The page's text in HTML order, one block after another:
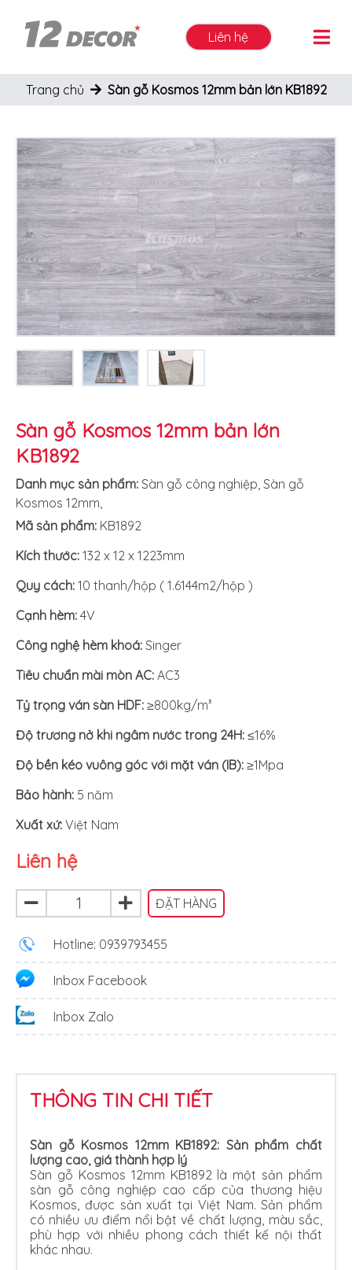
Liên hệ
Trang chủ Sàn gỗ Kosmos 12mm bản lớn KB1892
Sàn gỗ Kosmos 12mm bản lớn
KB1892
Danh mục sản phẩm: Sàn gỗ công nghiệp Sàn gỗ
Kosmos 12mm
Mã sản phẩm: KB1892
Kích thước: 132 x 12 x 1223mm
Quy cách: 10 thanh/hộp ( 1.6144m2/hộp )
Cạnh hèm: 4V
Công nghệ hèm khoá: Singer
Tiêu chuẩn mài mòn AC: AC3
Tỷ trọng ván sàn HDF: ≥800kg/m³
Độ trương nở khi ngâm nước trong 24H: ≤16%
Độ bền kéo vuông góc với mặt ván (IB): ≥1Mpa
Bảo hành: 5 năm
Xuất xứ: Việt Nam
Liên hệ
ĐẶT HÀNG
Hotline: 0939793455
Inbox Facebook
Inbox Zalo
THÔNG TIN CHI TIẾT
Sàn gỗ Kosmos 12mm KB1892: Sản phẩm chất
lượng cao, giá thành hợp lý
Sàn gỗ Kosmos 12mm KB1892 là một sản phẩm
sàn gỗ công nghiệp cao cấp của thương hiệu
Kosmos, được sản xuất tại Việt Nam. Sản phẩm
có nhiều ưu điểm nổi bật về chất lượng, màu sắc,
phù hợp với nhiều phong cách thiết kế nội thất
khác nhau.